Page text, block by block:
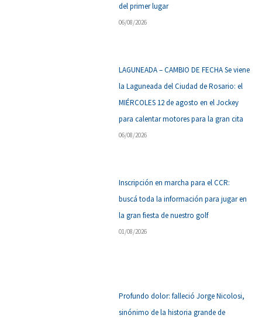
del primer lugar
06/08/2026
LAGUNEADA – CAMBIO DE FECHA Se viene
la Laguneada del Ciudad de Rosario: el
MIÉRCOLES 12 de agosto en el Jockey
para calentar motores para la gran cita
06/08/2026
Inscripción en marcha para el CCR:
buscá toda la información para jugar en
la gran fiesta de nuestro golf
01/08/2026
Profundo dolor: falleció Jorge Nicolosi,
sinónimo de la historia grande de